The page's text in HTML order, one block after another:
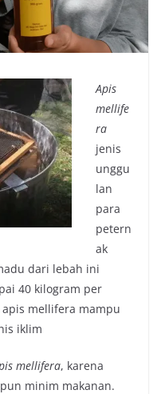
Apis
mellife
ra
jenis
unggu
lan
para
petern
ak
dari lebah ini
40 kilogram per
mellifera mampu
iklim
mellifera, karena
minim makanan.